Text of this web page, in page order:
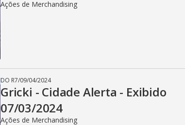
Ações de Merchandising
DO R7/09/04/2024
Gricki - Cidade Alerta - Exibido
07/03/2024
Ações de Merchandising